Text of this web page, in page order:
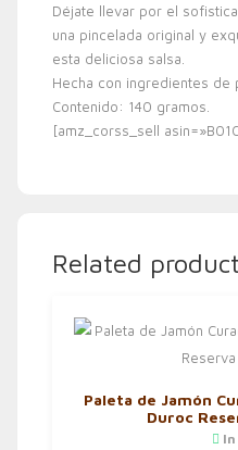
Déjate llevar por el
una pincelada original y
esta deliciosa salsa.
Hecha con ingredientes de
Contenido: 140 gramos.
[amz_corss_sell
Related
Paleta de Jamón
Duroc